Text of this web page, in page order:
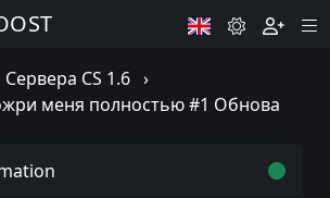
Сервера CS 1.6
меня полностью #1 Обнова